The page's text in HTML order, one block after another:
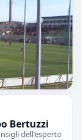
Bertuzzi
dell'esperto